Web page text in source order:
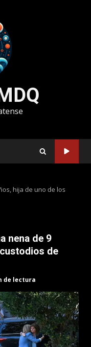
hija de uno de los
nena de 9
de
de lectura